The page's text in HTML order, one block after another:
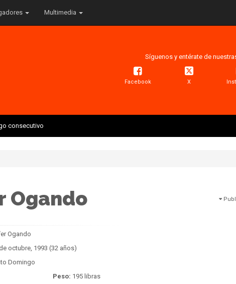
Multimedia
Síguenos y entérate de
Facebook X
consecutivo
Ogando
Ogando
octubre, 1993 (32 años)
Domingo
Peso: 195 libras